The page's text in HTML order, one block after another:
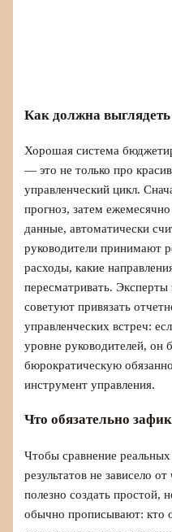
Как должна
Хорошая система
— это не только про
управленческий цикл.
прогноз, затем
данные, автоматически
руководители принимают
расходы, какие
пересматривать.
советуют привязать
управленческих встреч:
уровне руководителей, он
бюрократическую
инструмент управления.
Что обязательно
Чтобы сравнение
результатов не зависело
полезно создать простой,
обычно прописывают: кто